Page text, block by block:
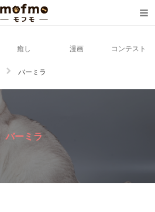
癒し 漫画 コンテスト
バーミラ
バーミラ